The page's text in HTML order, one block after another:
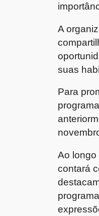
A
suas
Para
Ao longo
contará